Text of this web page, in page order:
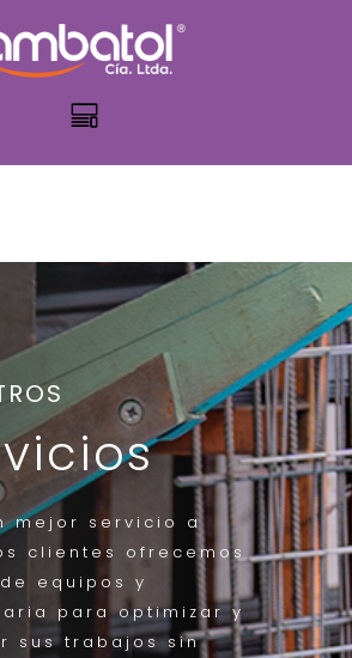
mejor servicio a
clientes ofrecemos
equipos y
para optimizar y
sus trabajos sin